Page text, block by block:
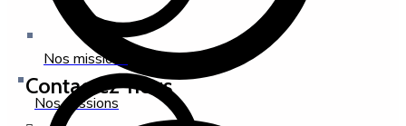
Nos missions
Nos missions
Contactez-nous